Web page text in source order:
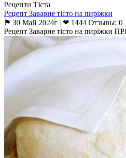
Рецепти Тіста
Рецепт Заварне тісто на пиріжки
⚑ 30 Май 2024г | ❤ 1444 Отзывы: 0
Рецепт Заварне тісто на